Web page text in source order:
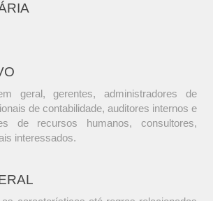
geral, gerentes, administradores de
de contabilidade, auditores internos e
de recursos humanos, consultores,
interessados.